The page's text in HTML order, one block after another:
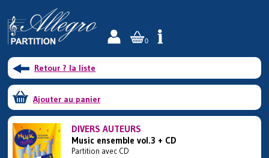
0
Retour ? la liste
Ajouter au panier
DIVERS AUTEURS
Music ensemble vol.3 + CD
Partition avec CD